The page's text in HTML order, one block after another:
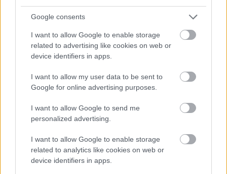
Google consents
I want to allow Google to enable storage
related to advertising like cookies on web or
device identifiers in apps.
I want to allow my user data to be sent to
Google for online advertising purposes.
I want to allow Google to send me
personalized advertising.
I want to allow Google to enable storage
related to analytics like cookies on web or
device identifiers in apps.
Kevin Conroy tisztázta, hogy ő lesz-e az új Batman
| 2019.10.05 13:30
Egyre közelebb kerülünk a WB Games Montréalnál
készülődő Batman projekthez.